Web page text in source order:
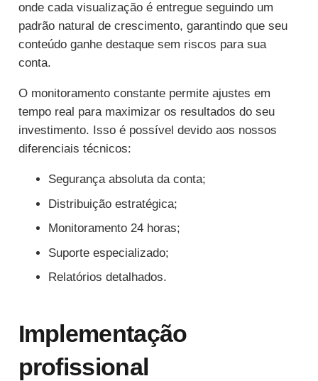
onde cada visualização é entregue seguindo um
padrão natural de crescimento, garantindo que seu
conteúdo ganhe destaque sem riscos para sua
conta.
O monitoramento constante permite ajustes em
tempo real para maximizar os resultados do seu
investimento. Isso é possível devido aos nossos
diferenciais técnicos:
Segurança absoluta da conta;
Distribuição estratégica;
Monitoramento 24 horas;
Suporte especializado;
Relatórios detalhados.
Implementação
profissional